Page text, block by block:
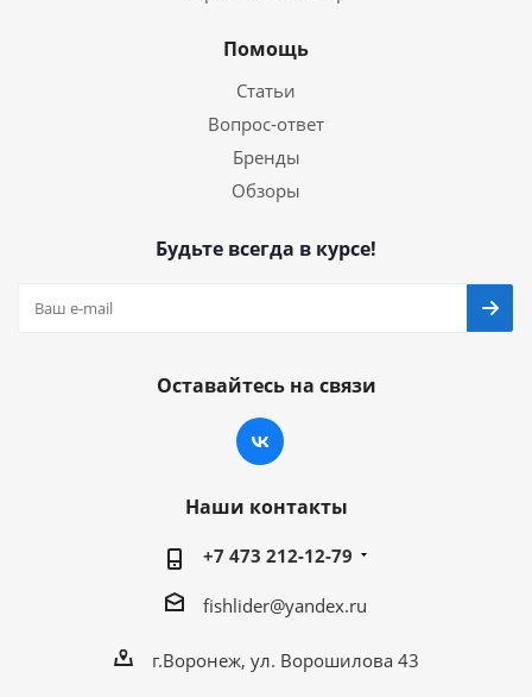
Помощь
Статьи
Вопрос-ответ
Бренды
Обзоры
Будьте всегда в курсе!
Оставайтесь на связи
Наши контакты
+7 473 212-12-79
fishlider@yandex.ru
г.Воронеж, ул. Ворошилова 43